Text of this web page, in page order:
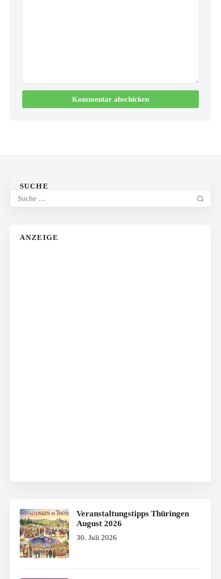
SUCHE
ANZEIGE
Veranstaltungstipps Thüringen
August 2026
30. Juli 2026